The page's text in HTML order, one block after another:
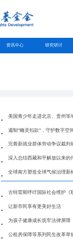
资讯中心 研究研讨
美国青少年走进北京、贵州等
遏制“幽灵扣款”，守护数字空
完善新就业群体劳动争议裁判
深入总结西藏和平解放以来的
全球南方塑造全球气候治理新
古特雷斯呼吁国际社会维护《
让新市民享有更美好生活
为孩子健康成长筑牢法律屏障
公租房保障等系列民生改革举